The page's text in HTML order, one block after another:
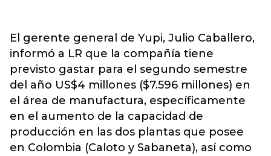
El gerente general de Yupi, Julio Caballero,
informó a LR que la compañía tiene
previsto gastar para el segundo semestre
del año US$4 millones ($7.596 millones) en
el área de manufactura, específicamente
en el aumento de la capacidad de
producción en las dos plantas que posee
en Colombia (Caloto y Sabaneta), así como